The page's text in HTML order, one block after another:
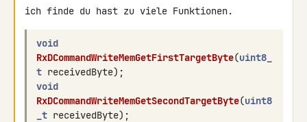
void
RxDCommandWriteMemGetFirstTargetByte(uint8_
t receivedByte);
void
RxDCommandWriteMemGetSecondTargetByte(uint8
_t receivedByte);